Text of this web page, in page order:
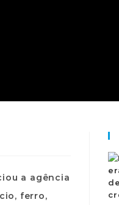
a agência
ferro,